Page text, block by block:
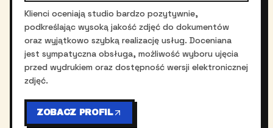
Klienci oceniają studio bardzo pozytywnie,
podkreślając wysoką jakość zdjęć do dokumentów
oraz wyjątkowo szybką realizację usług. Doceniana
jest sympatyczna obsługa, możliwość wyboru ujęcia
przed wydrukiem oraz dostępność wersji elektronicznej
zdjęć.
ZOBACZ PROFIL